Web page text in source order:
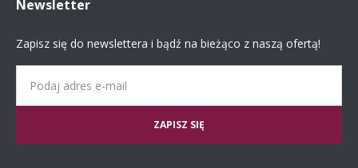
Newsletter
Zapisz się do newslettera i bądź na bieżąco z naszą ofertą!